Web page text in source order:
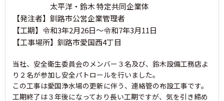
太平洋・鈴木 特定共同企業体
【発注者】釧路市公営企業管理者
【工期】令和3年2月26日～令和7年3月11日
【工事場所】釧路市愛国西4丁目
当社、安全衛生委員会のメンバー３名及び、鈴木設備工務店よ
り２名が参加し安全パトロールを行いました。
この工事は愛国浄水場の更新に伴う、連絡管の布設工事です。
工期終了は３年後になっており長い工期ですが、気を引き締め